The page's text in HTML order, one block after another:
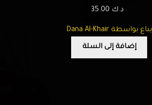
د.ك
يباع بواسطة Dana Al-Khair
إضافة إلى السلة